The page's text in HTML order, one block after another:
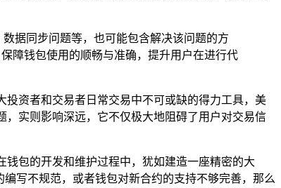
据同步问题等，也可能包含解决该问题的方
障钱包使用的顺畅与准确，提升用户在进行代
资者和交易者日常交易中不可或缺的得力工具，美
实则影响深远，它不仅极大地阻碍了用户对交易信
包的开发和维护过程中，犹如建造一座精密的大
写不规范，或者钱包对新合约的支持不够完善，那么